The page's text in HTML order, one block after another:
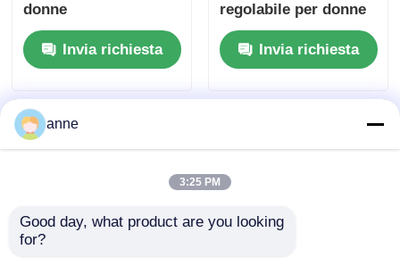
donne
Invia richiesta
regolabile per donne
con nastro
Invia richiesta
anne
3:25 PM
Good day, what product are you looking
for?